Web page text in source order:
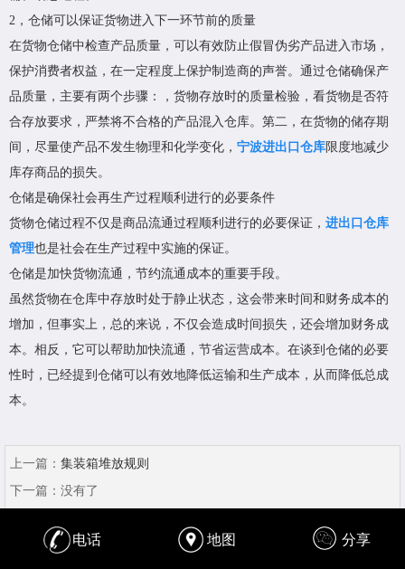
2，仓储可以保证货物进入下一环节前的质量
在货物仓储中检查产品质量，可以有效防止假冒伪劣产品进入市场，
保护消费者权益，在一定程度上保护制造商的声誉。通过仓储确保产
品质量，主要有两个步骤：，货物存放时的质量检验，看货物是否符
合存放要求，严禁将不合格的产品混入仓库。第二，在货物的储存期
间，尽量使产品不发生物理和化学变化， 宁波进出口仓库限度地减少
库存商品的损失。
仓储是确保社会再生产过程顺利进行的必要条件
货物仓储过程不仅是商品流通过程顺利进行的必要保证， 进出口仓库
管理也是社会在生产过程中实施的保证。
仓储是加快货物流通，节约流通成本的重要手段。
虽然货物在仓库中存放时处于静止状态，这会带来时间和财务成本的
增加，但事实上，总的来说，不仅会造成时间损失，还会增加财务成
本。相反，它可以帮助加快流通，节省运营成本。在谈到仓储的必要
性时，已经提到仓储可以有效地降低运输和生产成本，从而降低总成
本。
上一篇： 集装箱堆放规则
下一篇： 没有了
电话 地图 分享